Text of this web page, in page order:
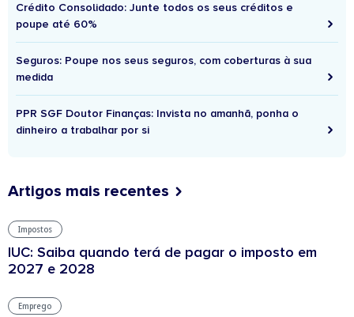
Crédito Consolidado: Junte todos os seus créditos e
poupe até 60%
Seguros: Poupe nos seus seguros, com coberturas à sua
medida
PPR SGF Doutor Finanças: Invista no amanhã, ponha o
dinheiro a trabalhar por si
Artigos mais recentes
Impostos
IUC: Saiba quando terá de pagar o imposto em
2027 e 2028
Emprego